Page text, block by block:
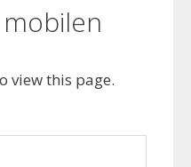
view this page.